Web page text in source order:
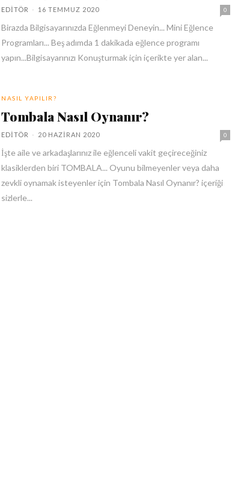
EDITÖR - 16 TEMMUZ 2020 0
Birazda Bilgisayarınızda Eğlenmeyi Deneyin... Mini Eğlence
Programları... Beş adımda 1 dakikada eğlence programı
yapın...Bilgisayarınızı Konuşturmak için içerikte yer alan...
NASIL YAPILIR?
Tombala Nasıl Oynanır?
EDITÖR - 20 HAZIRAN 2020 0
İşte aile ve arkadaşlarınız ile eğlenceli vakit geçireceğiniz
klasiklerden biri TOMBALA... Oyunu bilmeyenler veya daha
zevkli oynamak isteyenler için Tombala Nasıl Oynanır? içeriği
sizlerle...